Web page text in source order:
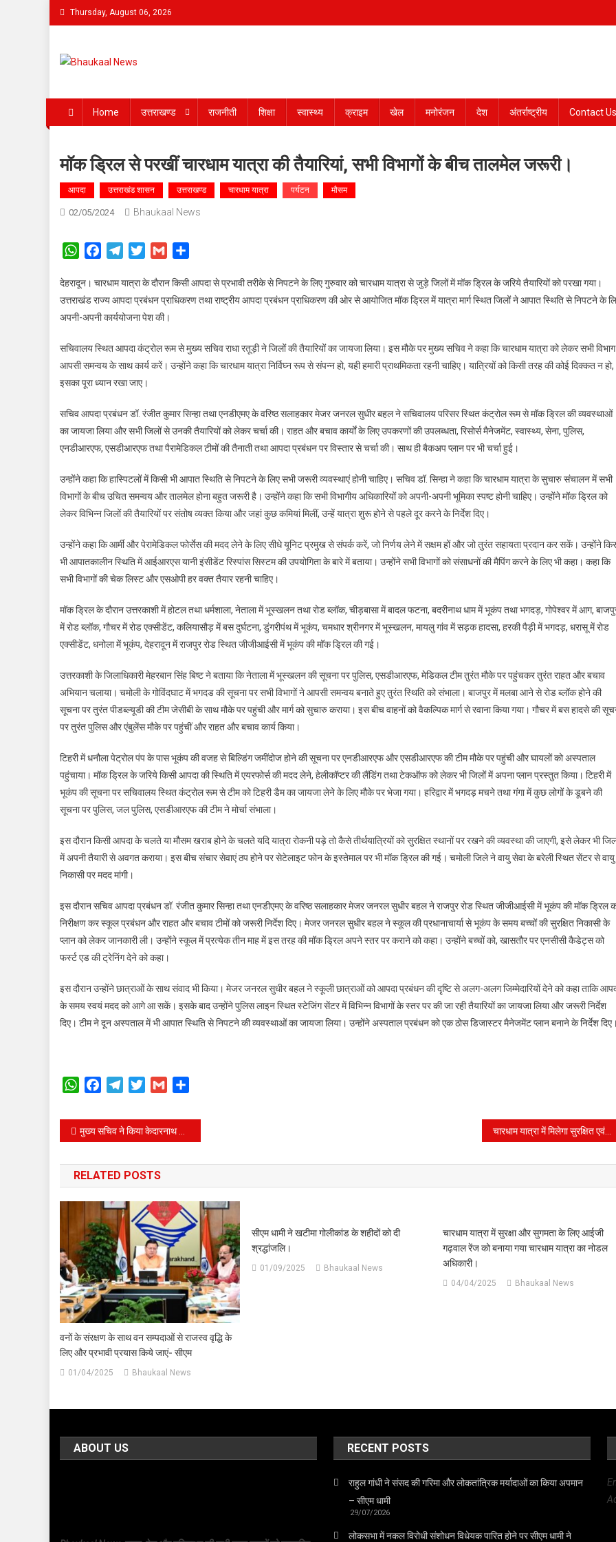
Skip
to
Thursday, August 06, 2026
Home उत्तराखण्ड राजनीती शिक्षा स्वास्थ्य क्राइम खेल मनोरंजन देश अंतर्राष्ट्रीय Contact Us
मॉक ड्रिल से परखीं चारधाम यात्रा की तैयारियां, सभी विभागों के बीच तालमेल जरूरी।
आपदा उत्तराखंड शासन उत्तराखण्ड चारधाम यात्रा पर्यटन मौसम
02/05/2024 Bhaukaal News
WhatsAppFacebookTelegramTwitterGmail
देहरादून। चारधाम यात्रा के दौरान किसी आपदा से प्रभावी तरीके से निपटने के लिए गुरुवार को चारधाम यात्रा से जुड़े जिलों में मॉक ड्रिल के जरिये तैयारियों को परखा गया।
उत्तराखंड राज्य आपदा प्रबंधन प्राधिकरण तथा राष्ट्रीय आपदा प्रबंधन प्राधिकरण की ओर से आयोजित मॉक ड्रिल में यात्रा मार्ग स्थित जिलों ने आपात स्थिति से निपटने के
अपनी-अपनी कार्ययोजना पेश की।
सचिवालय स्थित आपदा कंट्रोल रूम से मुख्य सचिव राधा रतूड़ी ने जिलों की तैयारियों का जायजा लिया। इस मौके पर मुख्य सचिव ने कहा कि चारधाम यात्रा को लेकर सभी विभाग
आपसी समन्वय के साथ कार्य करें। उन्होंने कहा कि चारधाम यात्रा निर्विघ्न रूप से संपन्न हो, यही हमारी प्राथमिकता रहनी चाहिए। यात्रियों को किसी तरह की कोई दिक्कत न हो,
इसका पूरा ध्यान रखा जाए।
सचिव आपदा प्रबंधन डॉ. रंजीत कुमार सिन्हा तथा एनडीएमए के वरिष्ठ सलाहकार मेजर जनरल सुधीर बहल ने सचिवालय परिसर स्थित कंट्रोल रूम से मॉक ड्रिल की व्यवस्थाओं
का जायजा लिया और सभी जिलों से उनकी तैयारियों को लेकर चर्चा की। राहत और बचाव कार्यों के लिए उपकरणों की उपलब्धता, रिसोर्स मैनेजमेंट, स्वास्थ्य, सेना, पुलिस,
एनडीआरएफ, एसडीआरएफ तथा पैरामेडिकल टीमों की तैनाती तथा आपदा प्रबंधन पर विस्तार से चर्चा की। साथ ही बैकअप प्लान पर भी चर्चा हुई।
उन्होंने कहा कि हास्पिटलों में किसी भी आपात स्थिति से निपटने के लिए सभी जरूरी व्यवस्थाएं होनी चाहिए। सचिव डॉ. सिन्हा ने कहा कि चारधाम यात्रा के सुचारु संचालन में सभी
विभागों के बीच उचित समन्वय और तालमेल होना बहुत जरूरी है। उन्होंने कहा कि सभी विभागीय अधिकारियों को अपनी-अपनी भूमिका स्पष्ट होनी चाहिए। उन्होंने मॉक ड्रिल को
लेकर विभिन्न जिलों की तैयारियों पर संतोष व्यक्त किया और जहां कुछ कमियां मिलीं, उन्हें यात्रा शुरू होने से पहले दूर करने के निर्देश दिए।
उन्होंने कहा कि आर्मी और पेरामेडिकल फोर्सेस की मदद लेने के लिए सीधे यूनिट प्रमुख से संपर्क करें, जो निर्णय लेने में सक्षम हों और जो तुरंत सहायता प्रदान कर सकें। उन्होंने
भी आपातकालीन स्थिति में आईआरएस यानी इंसीडेंट रिस्पांस सिस्टम की उपयोगिता के बारे में बताया। उन्होंने सभी विभागों को संसाधनों की मैपिंग करने के लिए भी कहा। कहा कि
सभी विभागों की चेक लिस्ट और एसओपी हर वक्त तैयार रहनी चाहिए।
मॉक ड्रिल के दौरान उत्तरकाशी में होटल तथा धर्मशाला, नेताला में भूस्खलन तथा रोड ब्लॉक, चीड़बासा में बादल फटना, बदरीनाथ धाम में भूकंप तथा भगदड़, गोपेश्वर में आग,
में रोड ब्लॉक, गौचर में रोड एक्सीडेंट, कलियासौड़ में बस दुर्घटना, डुंगरीपंथ में भूकंप, चमधार श्रीनगर में भूस्खलन, मायलु गांव में सड़क हादसा, हरकी पैड़ी में भगदड़, धरासू में रोड
एक्सीडेंट, धनोला में भूकंप, देहरादून में राजपुर रोड स्थित जीजीआईसी में भूकंप की मॉक ड्रिल की गई।
उत्तरकाशी के जिलाधिकारी मेहरबान सिंह बिष्ट ने बताया कि नेताला में भूस्खलन की सूचना पर पुलिस, एसडीआरएफ, मेडिकल टीम तुरंत मौके पर पहुंचकर तुरंत राहत और बचाव
अभियान चलाया। चमोली के गोविंदघाट में भगदड की सूचना पर सभी विभागों ने आपसी समन्वय बनाते हुए तुरंत स्थिति को संभाला। बाजपुर में मलबा आने से रोड ब्लॉक होने की
सूचना पर तुरंत पीडब्ल्यूडी की टीम जेसीबी के साथ मौके पर पहुंची और मार्ग को सुचारु कराया। इस बीच वाहनों को वैकल्पिक मार्ग से रवाना किया गया। गौचर में बस हादसे की
पर तुरंत पुलिस और एंबुलेंस मौके पर पहुंचीं और राहत और बचाव कार्य किया।
टिहरी में धनौला पेट्रोल पंप के पास भूकंप की वजह से बिल्डिंग जमींदोज होने की सूचना पर एनडीआरएफ और एसडीआरएफ की टीम मौके पर पहुंची और घायलों को अस्पताल
पहुंचाया। मॉक ड्रिल के जरिये किसी आपदा की स्थिति में एयरफोर्स की मदद लेने, हेलीकॉप्टर की लैंडिंग तथा टेकऑफ को लेकर भी जिलों में अपना प्लान प्रस्तुत किया। टिहरी में
भूकंप की सूचना पर सचिवालय स्थित कंट्रोल रूम से टीम को टिहरी डैम का जायजा लेने के लिए मौके पर भेजा गया। हरिद्वार में भगदड़ मचने तथा गंगा में कुछ लोगों के डूबने की
सूचना पर पुलिस, जल पुलिस, एसडीआरएफ की टीम ने मोर्चा संभाला।
इस दौरान किसी आपदा के चलते या मौसम खराब होने के चलते यदि यात्रा रोकनी पड़े तो कैसे तीर्थयात्रियों को सुरक्षित स्थानों पर रखने की व्यवस्था की जाएगी, इसे लेकर भी
में अपनी तैयारी से अवगत कराया। इस बीच संचार सेवाएं ठप होने पर सेटेलाइट फोन के इस्तेमाल पर भी मॉक ड्रिल की गई। चमोली जिले ने वायु सेवा के बरेली स्थित सेंटर से वायु
निकासी पर मदद मांगी।
इस दौरान सचिव आपदा प्रबंधन डॉ. रंजीत कुमार सिन्हा तथा एनडीएमए के वरिष्ठ सलाहकार मेजर जनरल सुधीर बहल ने राजपुर रोड स्थित जीजीआईसी में भूकंप की मॉक ड्रिल
निरीक्षण कर स्कूल प्रबंधन और राहत और बचाव टीमों को जरूरी निर्देश दिए। मेजर जनरल सुधीर बहल ने स्कूल की प्रधानाचार्या से भूकंप के समय बच्चों की सुरक्षित निकासी के
प्लान को लेकर जानकारी ली। उन्होंने स्कूल में प्रत्येक तीन माह में इस तरह की मॉक ड्रिल अपने स्तर पर कराने को कहा। उन्होंने बच्चों को, खासतौर पर एनसीसी कैडेट्स को
फर्स्ट एड की ट्रेनिंग देने को कहा।
इस दौरान उन्होंने छात्राओं के साथ संवाद भी किया। मेजर जनरल सुधीर बहल ने स्कूली छात्राओं को आपदा प्रबंधन की दृष्टि से अलग-अलग जिम्मेदारियों देने को कहा ताकि
के समय स्वयं मदद को आगे आ सकें। इसके बाद उन्होंने पुलिस लाइन स्थित स्टेजिंग सेंटर में विभिन्न विभागों के स्तर पर की जा रही तैयारियों का जायजा लिया और जरूरी निर्देश
दिए। टीम ने दून अस्पताल में भी आपात स्थिति से निपटने की व्यवस्थाओं का जायजा लिया। उन्होंने अस्पताल प्रबंधन को एक ठोस डिजास्टर मैनेजमेंट प्लान बनाने के निर्देश
WhatsAppFacebookTelegramTwitterGmail
Post
navigation
मुख्य सचिव ने किया केदारनाथ धाम का निरीक्षण, पुनर्निर्माण और विकास कार्यों का लिया जायजा।
RELATED POSTS
वनों के संरक्षण के साथ वन सम्पदाओं से राजस्व वृद्धि के
लिए और प्रभावी प्रयास किये जाएं- सीएम
01/04/2025 Bhaukaal News
सीएम धामी ने खटीमा गोलीकांड के शहीदों को दी
श्रद्धांजलि।
01/09/2025 Bhaukaal News
चारधाम यात्रा में सुरक्षा और सुगमता के लिए आईजी
गढ़वाल रेंज को बनाया गया चारधाम यात्रा का नोडल
अधिकारी।
04/04/2025 Bhaukaal News
ABOUT US RECENT POSTS
राहुल गांधी ने संसद की गरिमा और लोकतांत्रिक मर्यादाओं का किया अपमान
– सीएम धामी
29/07/2026
लोकसभा में नकल विरोधी संशोधन विधेयक पारित होने पर सीएम धामी ने